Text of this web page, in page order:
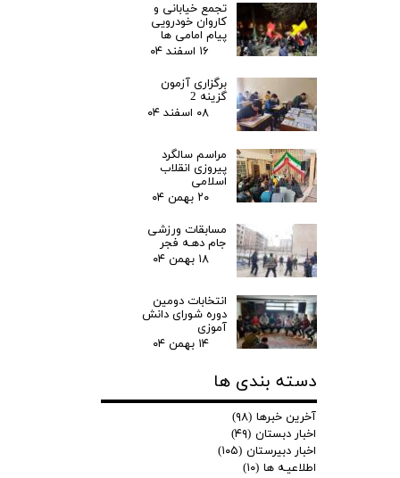
تجمع خیابانی و
کاروان خودرویی
پیام امامی ها
۱۶ اسفند ۰۴
برگزاری آزمون
گزینه 2
۰۸ اسفند ۰۴
مراسم سالگرد
پیروزی انقلاب
اسلامی
۲۰ بهمن ۰۴
مسابقات ورزشی
جام دهـه فجر
۱۸ بهمن ۰۴
انتخابات دومین
دوره شورای دانش
آموزی
۱۴ بهمن ۰۴
دسته بندی ها
آخرین خبرها (۹۸)
اخبار دبستان (۴۹)
اخبار دبیرستان (۱۰۵)
اطلاعیـه ها (۱۰)